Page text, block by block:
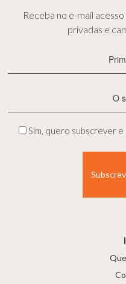
Receba no e-mail
privadas e
Sim, quero subscrever e